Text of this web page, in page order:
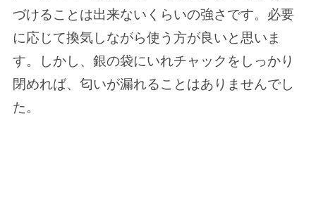
づけることは出来ないくらいの強さです。必要
に応じて換気しながら使う方が良いと思いま
す。しかし、銀の袋にいれチャックをしっかり
閉めれば、匂いが漏れることはありませんでし
た。